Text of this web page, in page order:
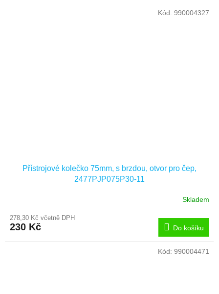
Přístrojové kolečko 75mm, s brzdou, otvor pro čep,
2477PJP075P30-11
Skladem
278,30 Kč včetně DPH
230 Kč Do košíku
Kód: 990004327
Kód: 990004471